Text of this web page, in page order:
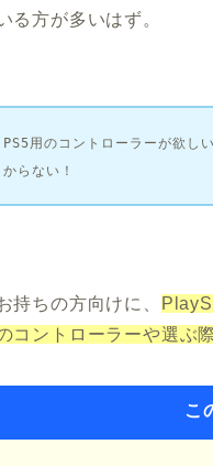
る方が多いはず。
PS5用のコントローラーが欲し
からない！
持ちの方向けに、
コントローラーや選ぶ
こ